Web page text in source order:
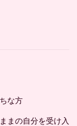
な方
まの自分を受け入